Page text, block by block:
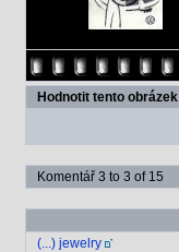
Hodnotit tento obrázek
Komentář 3 to 3 of 15
(...) jewelry